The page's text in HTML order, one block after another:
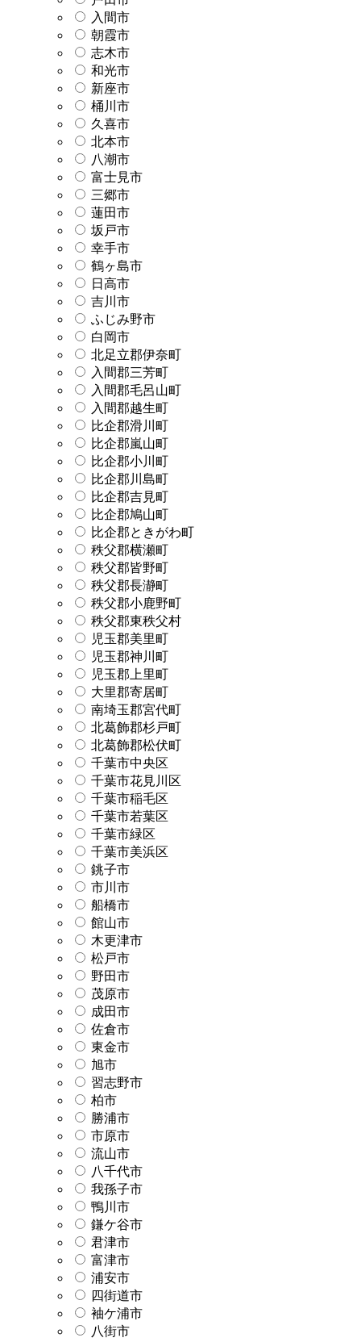
入間市
朝霞市
志木市
和光市
新座市
桶川市
久喜市
北本市
八潮市
富士見市
三郷市
蓮田市
坂戸市
幸手市
鶴ヶ島市
日高市
吉川市
ふじみ野市
白岡市
北足立郡伊奈町
入間郡三芳町
入間郡毛呂山町
入間郡越生町
比企郡滑川町
比企郡嵐山町
比企郡小川町
比企郡川島町
比企郡吉見町
比企郡鳩山町
比企郡ときがわ町
秩父郡横瀬町
秩父郡皆野町
秩父郡長瀞町
秩父郡小鹿野町
秩父郡東秩父村
児玉郡美里町
児玉郡神川町
児玉郡上里町
大里郡寄居町
南埼玉郡宮代町
北葛飾郡杉戸町
北葛飾郡松伏町
千葉市中央区
千葉市花見川区
千葉市稲毛区
千葉市若葉区
千葉市緑区
千葉市美浜区
銚子市
市川市
船橋市
館山市
木更津市
松戸市
野田市
茂原市
成田市
佐倉市
東金市
旭市
習志野市
柏市
勝浦市
市原市
流山市
八千代市
我孫子市
鴨川市
鎌ケ谷市
君津市
富津市
浦安市
四街道市
袖ケ浦市
八街市